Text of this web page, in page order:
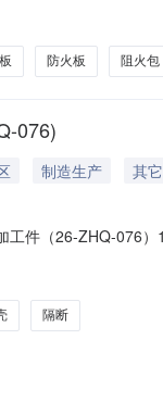
送样对供应商附言
防火板 阻火包
076)
制造生产
其它
工件（26-ZHQ-076
5.0
隔断